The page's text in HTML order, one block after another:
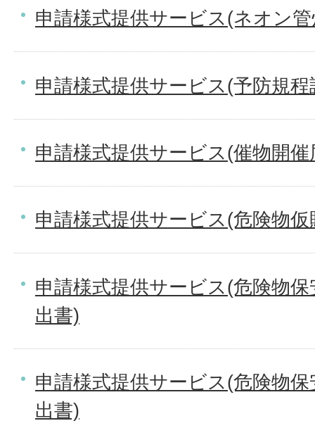
申請様式提供サービス(ネオン
申請様式提供サービス(予防規
申請様式提供サービス(催物開催
申請様式提供サービス(危険物
申請様式提供サービス(危険物
出書)
申請様式提供サービス(危険物
出書)